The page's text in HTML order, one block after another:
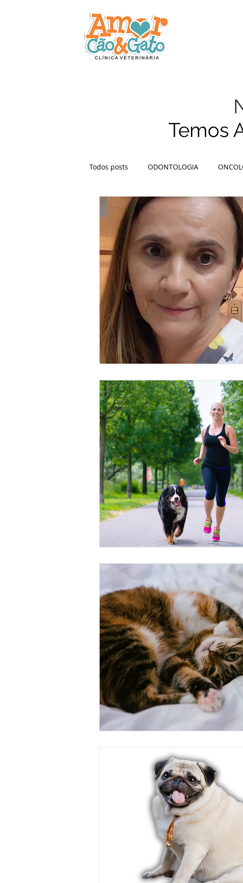
Temos
Todos posts ODONTOLOGIA